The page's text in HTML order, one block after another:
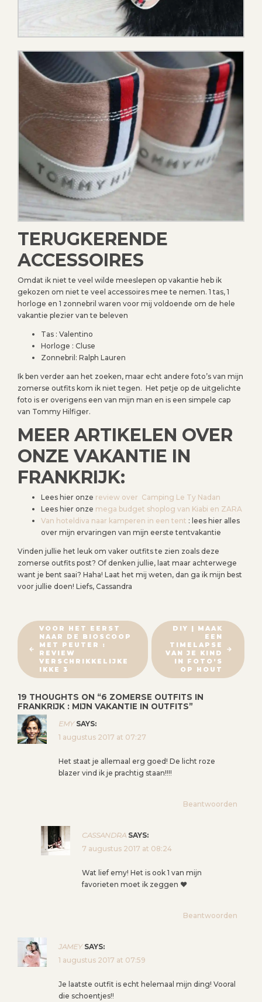
TERUGKERENDE
ACCESSOIRES
Omdat ik niet te veel wilde meeslepen op vakantie heb ik
gekozen om niet te veel accessoires mee te nemen. 1 tas, 1
horloge en 1 zonnebril waren voor mij voldoende om de hele
vakantie plezier van te beleven
Tas : Valentino
Horloge : Cluse
Zonnebril: Ralph Lauren
Ik ben verder aan het zoeken, maar echt andere foto’s van mijn
zomerse outfits kom ik niet tegen. Het petje op de uitgelichte
foto is er overigens een van mijn man en is een simpele cap
van Tommy Hilfiger.
MEER ARTIKELEN OVER
ONZE VAKANTIE IN
FRANKRIJK:
Lees hier onze review over Camping Le Ty Nadan
Lees hier onze mega budget shoplog van Kiabi en ZARA
Van hoteldiva naar kamperen in een tent : lees hier alles
over mijn ervaringen van mijn eerste tentvakantie
Vinden jullie het leuk om vaker outfits te zien zoals deze
zomerse outfits post? Of denken jullie, laat maar achterwege
want je bent saai? Haha! Laat het mij weten, dan ga ik mijn best
voor jullie doen! Liefs, Cassandra
B
E
R
I
H
T
N
A
VOOR HET EERST
NAAR DE BIOSCOOP
MET PEUTER :
REVIEW
VERSCHRIKKELIJKE
IKKE 3
DIY | MAAK
EEN
TIMELAPSE
VAN JE KIND
IN FOTO’S
OP HOUT
19 THOUGHTS ON “6 ZOMERSE OUTFITS IN
FRANKRIJK : MIJN VAKANTIE IN OUTFITS”
EMY SAYS:
1 augustus 2017 at 07:27
Het staat je allemaal erg goed! De licht roze
blazer vind ik je prachtig staan!!!!
Beantwoorden
CASSANDRA SAYS:
7 augustus 2017 at 08:24
Wat lief emy! Het is ook 1 van mijn
favorieten moet ik zeggen ❤️
Beantwoorden
JAMEY SAYS:
1 augustus 2017 at 07:59
Je laatste outfit is echt helemaal mijn ding! Vooral
die schoentjes!!